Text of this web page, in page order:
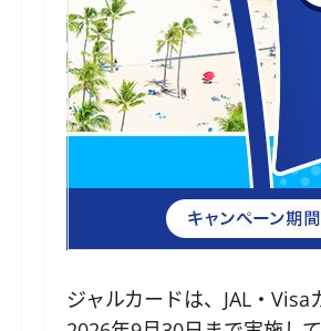
ジャルカードは、JAL・